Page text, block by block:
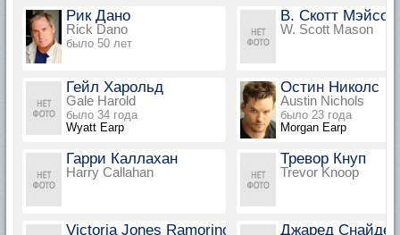
Рик Дано
Rick Dano
было 50 лет
В. Скотт Мэйсон
W. Scott Mason
Гейл Харольд
Gale Harold
было 34 года
Wyatt Earp
Остин Николс
Austin Nichols
было 23 года
Morgan Earp
Гарри Каллахан
Harry Callahan
Тревор Кнуп
Trevor Knoop
Victoria Jones Ramorino Джаред Снайдер